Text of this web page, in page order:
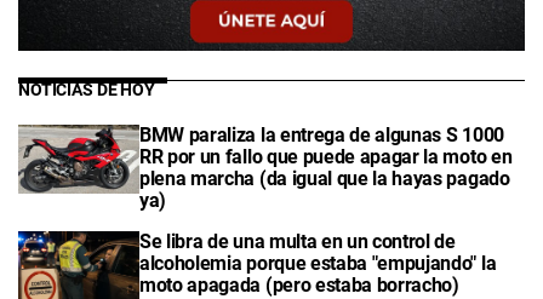
NOTICIAS DE HOY
BMW paraliza la entrega de algunas S 1000
RR por un fallo que puede apagar la moto en
plena marcha (da igual que la hayas pagado
ya)
Se libra de una multa en un control de
alcoholemia porque estaba "empujando" la
moto apagada (pero estaba borracho)